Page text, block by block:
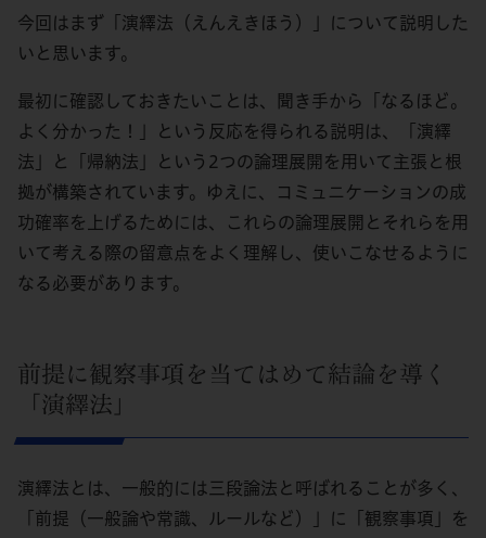
今回はまず「演繹法（えんえきほう）」について説明した
いと思います。
最初に確認しておきたいことは、聞き手から「なるほど。
よく分かった！」という反応を得られる説明は、「演繹
法」と「帰納法」という2つの論理展開を用いて主張と根
拠が構築されています。ゆえに、コミュニケーションの成
功確率を上げるためには、これらの論理展開とそれらを用
いて考える際の留意点をよく理解し、使いこなせるように
なる必要があります。
前提に観察事項を当てはめて結論を導く
「演繹法」
演繹法とは、一般的には三段論法と呼ばれることが多く、
「前提（一般論や常識、ルールなど）」に「観察事項」を